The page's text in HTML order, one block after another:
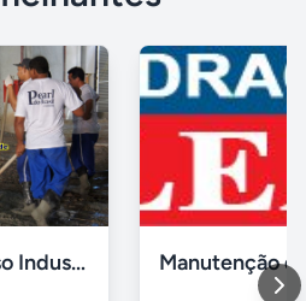
Recuperação De Piso Industrial Garagens Galpões Quadras